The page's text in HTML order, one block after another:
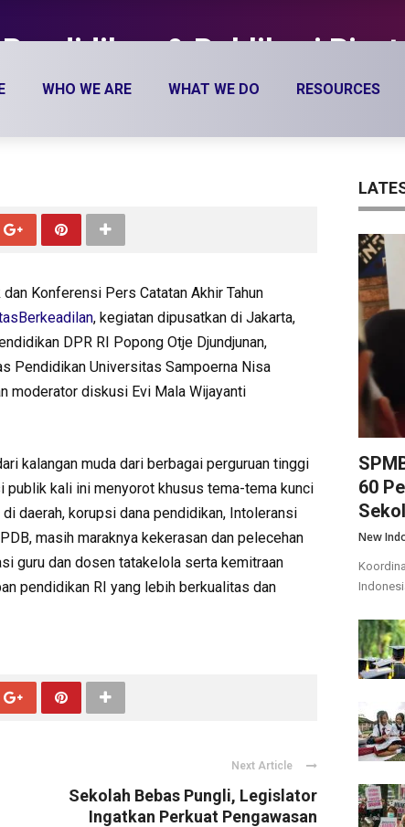
WHO WE ARE WHAT WE DO RESOURCES
& Publikasi Riset
Konferensi Pers Catatan Akhir Tahun
, kegiatan dipusatkan di Jakarta,
DPR RI Popong Otje Djundjunan,
Pendidikan Universitas Sampoerna Nisa
moderator diskusi Evi Mala Wijayanti
kalangan muda dari berbagai perguruan tinggi
kali ini menyorot khusus tema-tema kunci
daerah, korupsi dana pendidikan, Intoleransi
masih maraknya kekerasan dan pelecehan
guru dan dosen tatakelola serta kemitraan
pendidikan RI yang lebih berkualitas dan
Next Article
Sekolah Bebas Pungli, Legislator
Ingatkan Perkuat Pengawasan
60
New